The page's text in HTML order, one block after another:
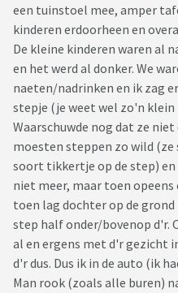
een tuinstoel mee, amper
kinderen erdoorheen en
De kleine kinderen waren al
en het werd al donker. We
naeten/nadrinken en ik zag
stepje (je weet wel zo'n
Waarschuwde nog dat ze
moesten steppen zo wild
soort tikkertje op de step) en
niet meer, maar toen
toen lag dochter op de
step half onder/bovenop d'r.
al en ergens met d'r gezicht
d'r dus. Dus ik in de auto (ik
Man rook (zoals alle buren)